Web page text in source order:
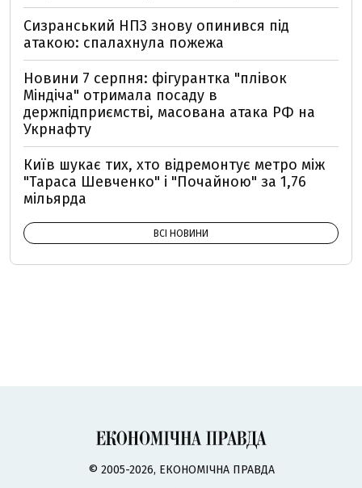
Сизранський НПЗ знову опинився під
атакою: спалахнула пожежа
Новини 7 серпня: фігурантка "плівок
Міндіча" отримала посаду в
держпідприємстві, масована атака РФ на
Укрнафту
Київ шукає тих, хто відремонтує метро між
"Тараса Шевченко" і "Почайною" за 1,76
мільярда
ВСІ НОВИНИ
© 2005-2026, ЕКОНОМІЧНА ПРАВДА